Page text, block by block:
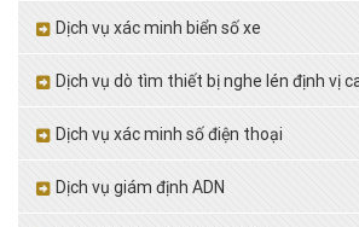
Dịch vụ xác minh biển số xe
Dịch vụ dò tìm thiết bị nghe lén định vị
Dịch vụ xác minh số điện thoại
Dịch vụ giám định ADN